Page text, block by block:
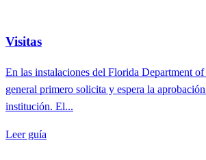
Visitas
En las instalaciones del Florida Department
general primero solicita y espera la
institución. El...
Leer guía